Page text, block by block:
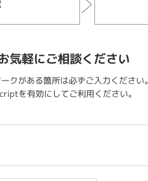
気軽にご相談ください
クがある箇所は必ずご入力ください。
を有効にしてご利用ください。